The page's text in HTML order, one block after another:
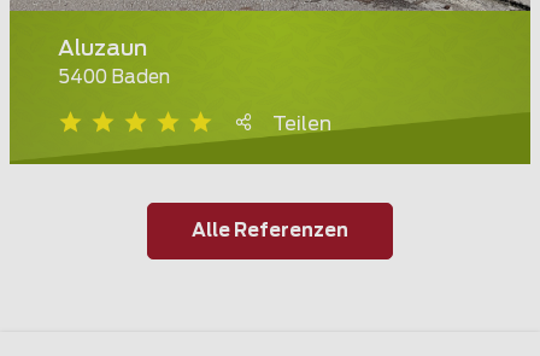
Aluzaun
5400 Baden
Teilen
Alle Referenzen